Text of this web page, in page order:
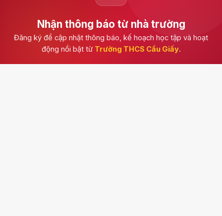
Nhận thông báo từ nhà trường
Đăng ký để cập nhật thông báo, kế hoạch học tập và hoạt
động nổi bật từ Trường THCS Cầu Giấy.